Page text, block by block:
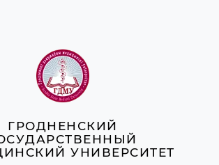
ГРОДНЕНСКИЙ
УНИВЕРСИТЕТ